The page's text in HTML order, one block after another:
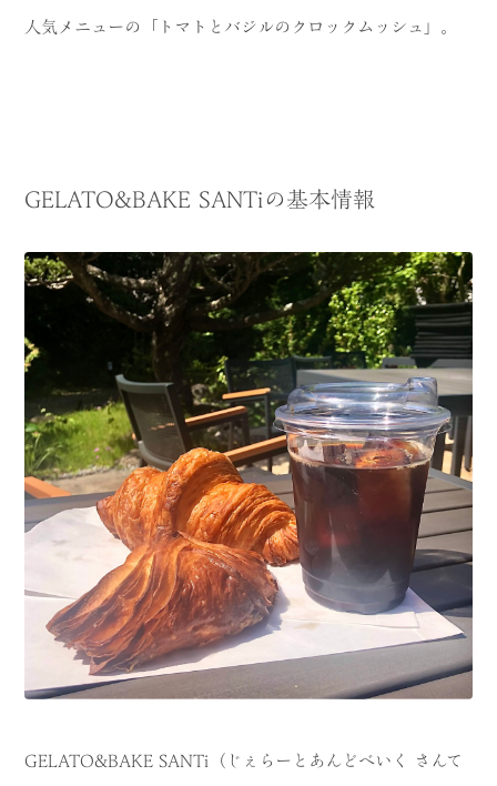
人気メニューの「トマトとバジルのクロックムッシュ」。
GELATO&BAKE SANTiの基本情報
GELATO&BAKE SANTi（じぇらーとあんどべいく さんて